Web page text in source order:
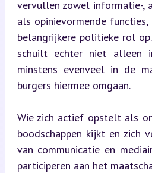
vervullen zowel informatie-,
als opinievormende
belangrijkere politieke rol
schuilt echter niet alleen
minstens evenveel in de
burgers hiermee omgaan.
Wie zich actief opstelt als
boodschappen kijkt en zich
van communicatie en
participeren aan het